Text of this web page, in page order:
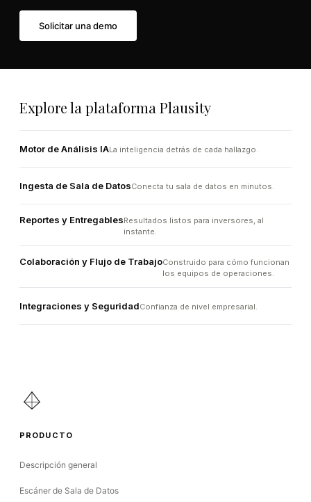
Solicitar una demo
Explore la plataforma Plausity
Motor de Análisis IALa inteligencia detrás de cada hallazgo.
Ingesta de Sala de DatosConecta tu sala de datos en minutos.
Reportes y EntregablesResultados listos para inversores, al
instante.
Colaboración y Flujo de TrabajoConstruido para cómo funcionan
los equipos de operaciones.
Integraciones y SeguridadConfianza de nivel empresarial.
PRODUCTO
Descripción general
Escáner de Sala de Datos